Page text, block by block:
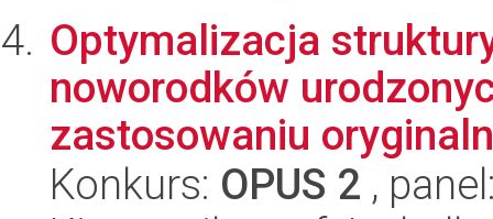
Optymalizacja
noworodków
zastosowaniu
Konkurs: OPUS 2 ,